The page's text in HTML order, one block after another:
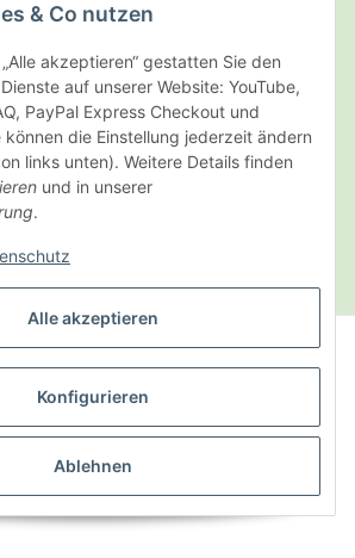
& Co nutzen
akzeptieren“ gestatten Sie den
auf unserer Website: YouTube,
PayPal Express Checkout und
können die Einstellung jederzeit ändern
links unten). Weitere Details finden
und in unserer
.
Alle akzeptieren
Konfigurieren
Ablehnen
inkl. gesetzlicher USt., zzgl.
WIDERRUFEN
WIDERRUFEN
Naturprodukte GmbH
JTL-Shop|FIRE JTL-Shop Template